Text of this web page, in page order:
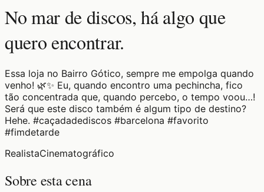
No mar de discos, há algo que
quero encontrar.
Essa loja no Bairro Gótico, sempre me empolga quando
venho! 🌿✨ Eu, quando encontro uma pechincha, fico
tão concentrada que, quando percebo, o tempo voou…!
Será que este disco também é algum tipo de destino?
Hehe. #caçadadediscos #barcelona #favorito
#fimdetarde
RealistaCinematográfico
Sobre esta cena